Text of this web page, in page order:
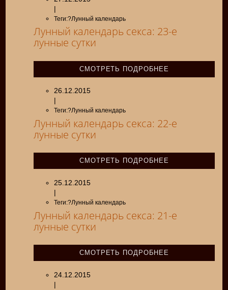
|
Теги:?Лунный календарь
Лунный календарь секса: 23-е
лунные сутки
СМОТРЕТЬ ПОДРОБНЕЕ
26.12.2015
|
Теги:?Лунный календарь
Лунный календарь секса: 22-е
лунные сутки
СМОТРЕТЬ ПОДРОБНЕЕ
25.12.2015
|
Теги:?Лунный календарь
Лунный календарь секса: 21-е
лунные сутки
СМОТРЕТЬ ПОДРОБНЕЕ
24.12.2015
|